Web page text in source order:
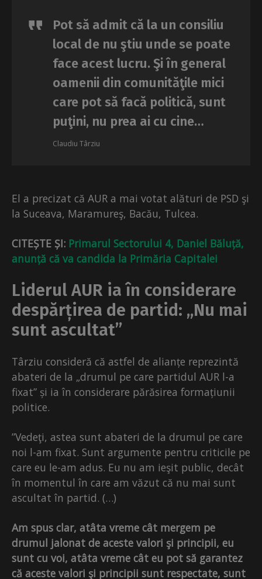
Pot să admit că la un consiliu
local de nu ştiu unde se poate
face acest lucru. Şi în general
oamenii din comunităţile mici
care pot să facă politică, sunt
puţini, nu prea ai cu cine…
Claudiu Târziu
El a precizat că AUR a mai votat alături de PSD şi
la Suceava, Maramureş, Bacău, Tulcea.
CITEȘTE ȘI: Primarul Sectorului 4, Daniel Băluță,
anunță că va candida la Primăria Capitalei
Liderul AUR ia în considerare
despărțirea de partid: „Nu mai
sunt ascultat”
Târziu consideră că astfel de alianțe reprezintă
abateri de la „drumul pe care partidul AUR l-a
fixat” și ia în considerare părăsirea formațiunii
politice.
”Vedeţi, astea sunt abateri de la drumul pe care
noi l-am fixat. Sunt argumente pentru criticile pe
care eu le-am adus. Eu nu am ieşit public, decât
în momentul în care am văzut că nu mai sunt
ascultat în partid. (…)
Am spus clar, atâta vreme cât mergem pe
drumul jalonat de aceste valori şi principii, eu
sunt cu voi, atâta vreme cât eu pot să garantez
că aceste valori şi principii sunt respectate, sunt